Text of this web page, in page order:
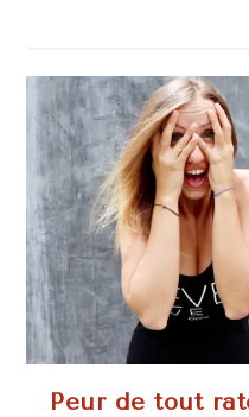
Peur de tout